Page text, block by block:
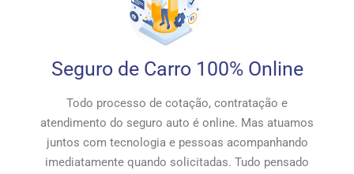
Seguro de Carro 100% Online
Todo processo de cotação, contratação e
atendimento do seguro auto é online. Mas atuamos
juntos com tecnologia e pessoas acompanhando
imediatamente quando solicitadas. Tudo pensado